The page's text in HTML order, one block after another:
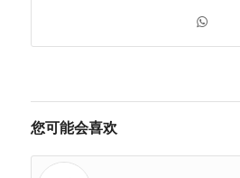
您可能会喜欢